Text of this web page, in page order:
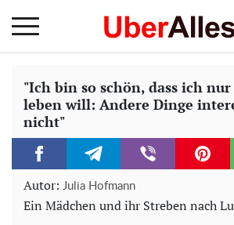
"Ich bin so schön, dass ich
leben will: Andere Dinge
nicht"
Autor: Julia Hofmann
Ein Mädchen und ihr Streben nach